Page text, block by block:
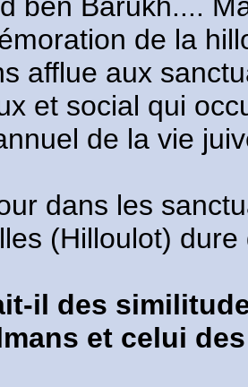
de la
afflue aux
et social qui
de la vie
dans les
(Hilloulot)
il des
et celui